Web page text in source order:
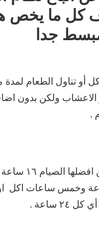
كل ما يخص
جدا
أو تناول الطعام لمدة
ولكن بدون
.
ساعة .